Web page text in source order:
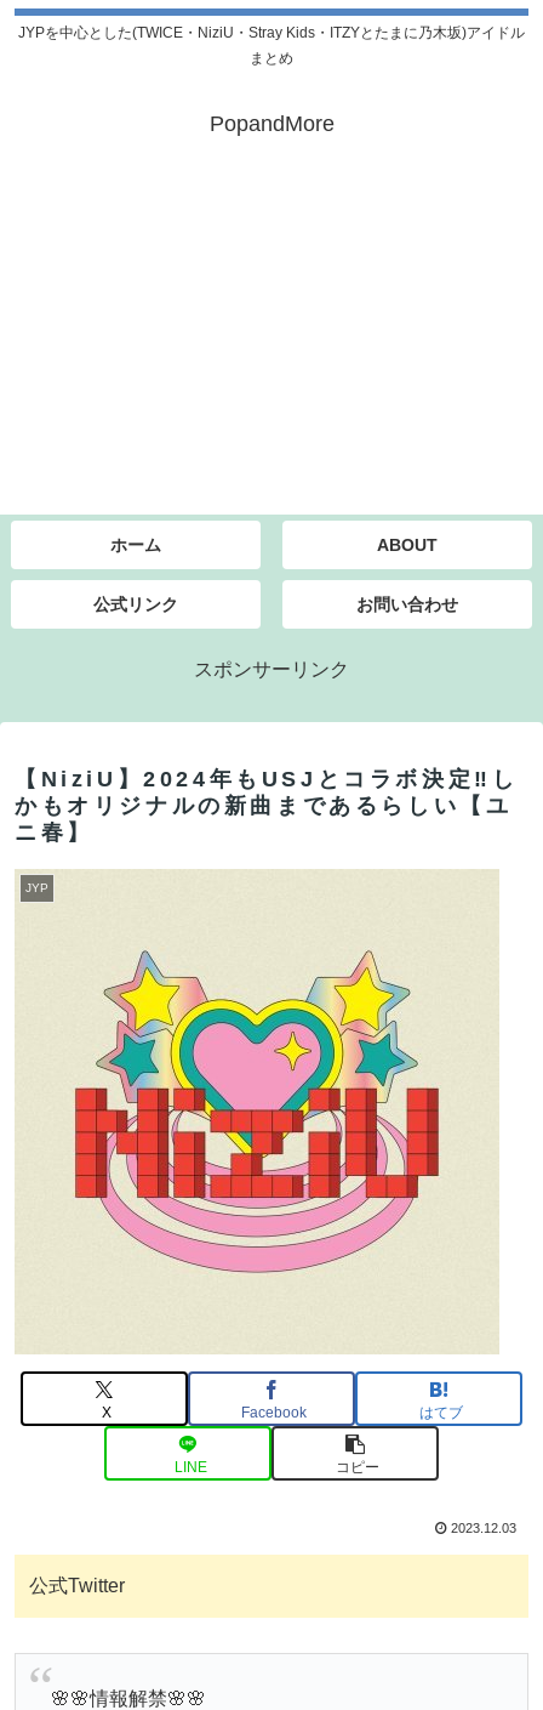
JYPを中心とした(TWICE・NiziU・Stray Kids・ITZYとたまに乃木坂)アイドル
まとめ
PopandMore
ホーム ABOUT
公式リンク お問い合わせ
スポンサーリンク
【NiziU】2024年もUSJとコラボ決定‼し
かもオリジナルの新曲まであるらしい【ユ
ニ春】
JYP
X Facebook はてブ
LINE コピー
2023.12.03
公式Twitter
🌸🌸情報解禁🌸🌸